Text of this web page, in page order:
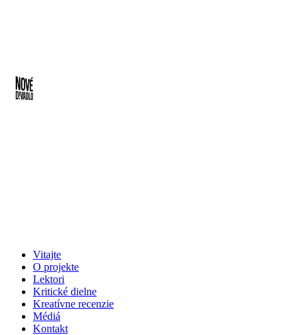
Vitajte
O projekte
Lektori
Kritické dielne
Kreatívne recenzie
Médiá
Kontakt